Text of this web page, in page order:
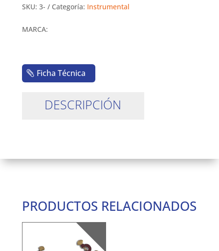
SKU: 3- Categoría: Instrumental
MARCA:
Ficha Técnica
DESCRIPCIÓN
PRODUCTOS RELACIONADOS